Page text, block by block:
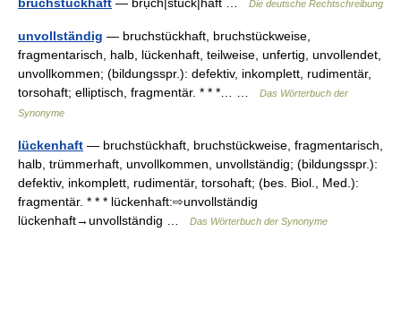
Die deutsche Rechtschreibung
unvollständig — bruchstückhaft, bruchstückweise,
fragmentarisch, halb, lückenhaft, teilweise, unfertig, unvollendet,
unvollkommen; (bildungsspr.): defektiv, inkomplett, rudimentär,
torsohaft; elliptisch, fragmentär. * * *… …
Das Wörterbuch der
Synonyme
lückenhaft — bruchstückhaft, bruchstückweise, fragmentarisch,
halb, trümmerhaft, unvollkommen, unvollständig; (bildungsspr.):
defektiv, inkomplett, rudimentär, torsohaft; (bes. Biol., Med.):
fragmentär. * * * lückenhaft:⇨unvollständig
lückenhaft→unvollständig …
Das Wörterbuch der Synonyme